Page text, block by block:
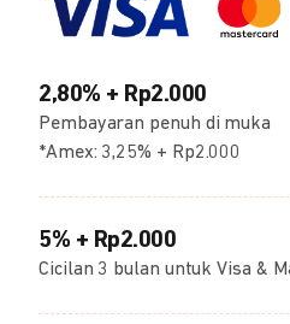
2,80% + Rp2.000
Pembayaran penuh di muka
*Amex: 3,25% + Rp2.000
5% + Rp2.000
Cicilan 3 bulan untuk Visa &